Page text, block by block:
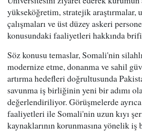
yükseköğretim, stratejik araştırmalar,
çalışmaları ve üst düzey askeri
konusundaki faaliyetleri hakkında
Söz konusu temaslar, Somali'nin
modernize etme, donanma ve sahil
artırma hedefleri doğrultusunda
savunma iş birliğinin yeni bir adımı
değerlendiriliyor. Görüşmelerde
faaliyetleri ile Somali'nin uzun kıyı
kaynaklarının korunmasına yönelik iş